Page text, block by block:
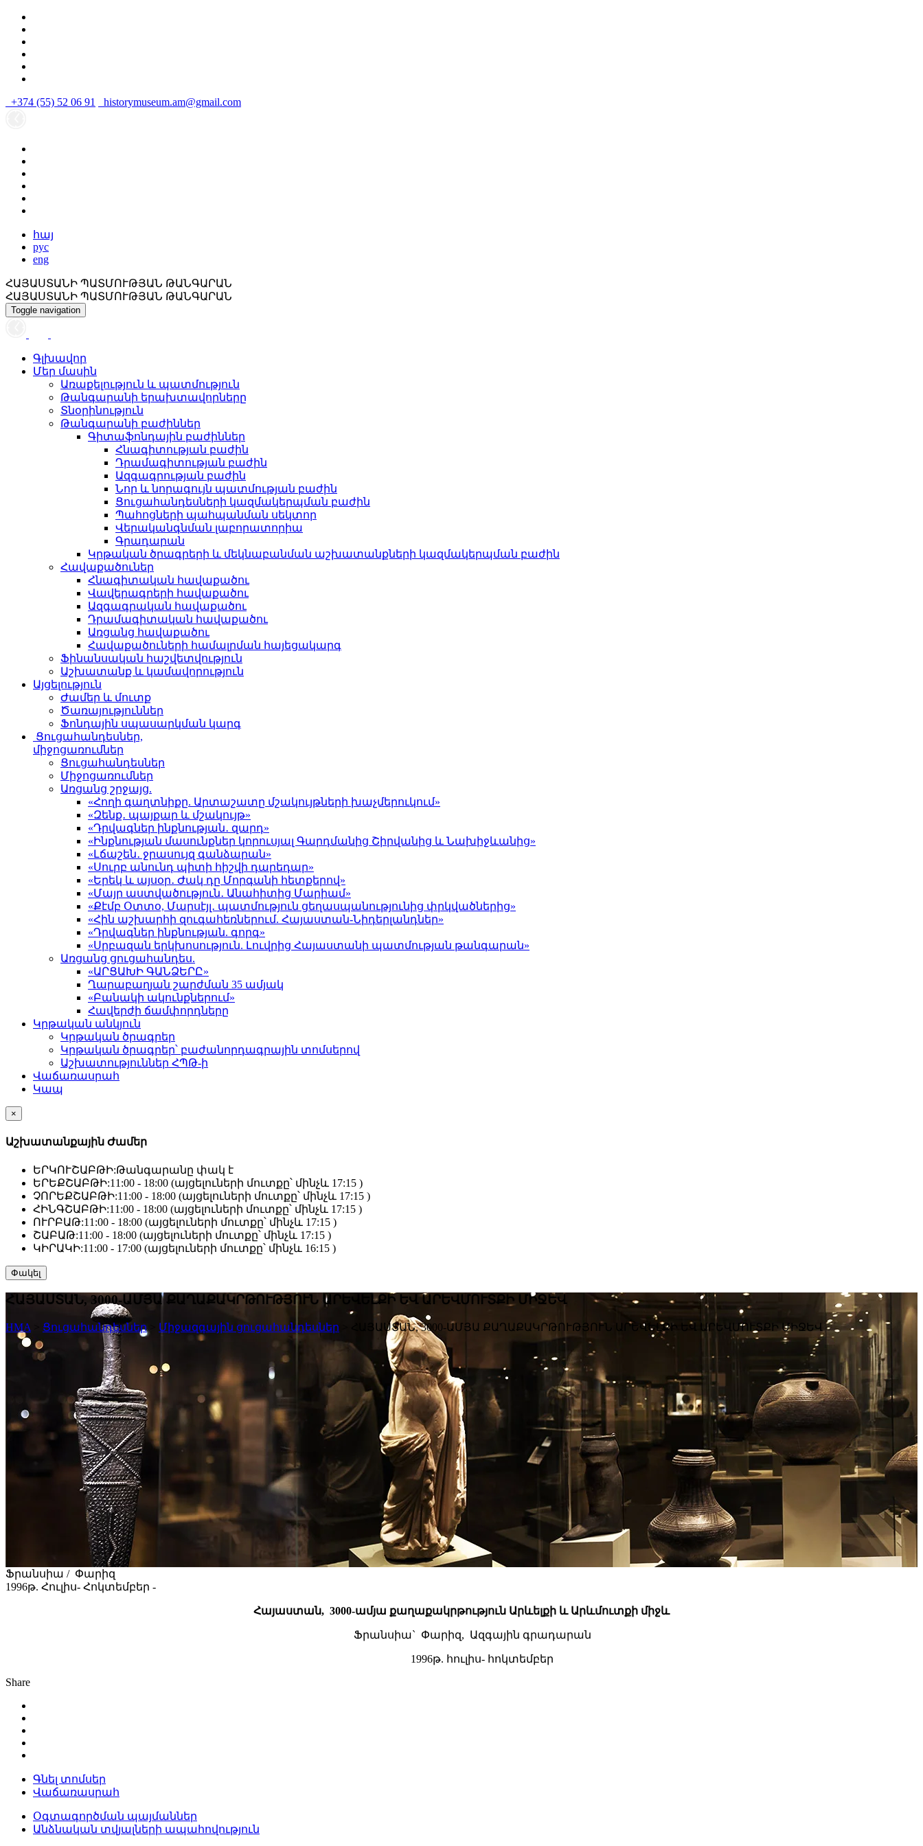
+374 (55) 52 06 91 historymuseum.am@gmail.com
հայ
рус
eng
ՀԱՅԱՍՏԱՆԻ ՊԱՏՄՈՒԹՅԱՆ ԹԱՆԳԱՐԱՆ
ՀԱՅԱՍՏԱՆԻ ՊԱՏՄՈՒԹՅԱՆ ԹԱՆԳԱՐԱՆ
Toggle navigation
Գլխավոր
Մեր մասին
Առաքելություն և պատմություն
Թանգարանի երախտավորները
Տնօրինություն
Թանգարանի բաժիններ
Գիտաֆոնդային բաժիններ
Հնագիտության բաժին
Դրամագիտության բաժին
Ազգագրության բաժին
Նոր և նորագույն պատմության բաժին
Ցուցահանդեսների կազմակերպման բաժին
Պահոցների պահպանման սեկտոր
Վերականգնման լաբորատորիա
Գրադարան
Կրթական ծրագրերի և մեկնաբանման աշխատանքների կազմակերպման բաժին
Հավաքածուներ
Հնագիտական հավաքածու
Վավերագրերի հավաքածու
Ազգագրական հավաքածու
Դրամագիտական հավաքածու
Առցանց հավաքածու
Հավաքածուների համալրման հայեցակարգ
Ֆինանսական հաշվետվություն
Աշխատանք և կամավորություն
Այցելություն
Ժամեր և մուտք
Ծառայություններ
Ֆոնդային սպասարկման կարգ
Ցուցահանդեսներ,
միջոցառումներ
Ցուցահանդեսներ
Միջոցառումներ
Առցանց շրջայց.
«Հողի գաղտնիքը. Արտաշատը մշակույթների խաչմերուկում»
«Զենք․ պայքար և մշակույթ»
«Դրվագներ ինքնության․ զարդ»
«Ինքնության մասունքներ կորուսյալ Գարդմանից Շիրվանից և Նախիջևանից»
«Լճաշեն․ ջրասույզ գանձարան»
«Սուրբ անունդ պիտի հիշվի դարեդար»
«Երեկ և այսօր․ Ժակ դը Մորգանի հետքերով»
«Մայր աստվածություն․ Անահիտից Մարիամ»
«Քէմբ Օտտօ, Մարսէյլ․ պատմություն ցեղասպանությունից փրկվածներից»
«Հին աշխարհի զուգահեռներում. Հայաստան-Նիդերլանդներ»
«Դրվագներ ինքնության. գորգ»
«Սրբազան երկխոսություն. Լուվրից Հայաստանի պատմության թանգարան»
Առցանց ցուցահանդես.
«ԱՐՑԱԽԻ ԳԱՆՁԵՐԸ»
Ղարաբաղյան շարժման 35 ամյակ
«Բանակի ակունքներում»
Հավերժի ճամփորդները
Կրթական անկյուն
Կրթական ծրագրեր
Կրթական ծրագրեր՝ բաժանորդագրային տոմսերով
Աշխատություններ ՀՊԹ-ի
Վաճառասրահ
Կապ
×
Աշխատանքային Ժամեր
ԵՐԿՈՒՇԱԲԹԻ:Թանգարանը փակ է
ԵՐԵՔՇԱԲԹԻ:11:00 - 18:00 (այցելուների մուտքը՝ մինչև 17:15 )
ՉՈՐԵՔՇԱԲԹԻ:11:00 - 18:00 (այցելուների մուտքը՝ մինչև 17:15 )
ՀԻՆԳՇԱԲԹԻ:11:00 - 18:00 (այցելուների մուտքը՝ մինչև 17:15 )
ՈՒՐԲԱԹ:11:00 - 18:00 (այցելուների մուտքը՝ մինչև 17:15 )
ՇԱԲԱԹ:11:00 - 18:00 (այցելուների մուտքը՝ մինչև 17:15 )
ԿԻՐԱԿԻ:11:00 - 17:00 (այցելուների մուտքը՝ մինչև 16:15 )
Փակել
ՀԱՅԱՍՏԱՆ, 3000-ԱՄՅԱ ՔԱՂԱՔԱԿՐԹՈՒԹՅՈՒՆ ԱՐԵՎԵԼՔԻ ԵՎ ԱՐԵՎՄՈՒՏՔԻ ՄԻՋԵՎ
HMA Ցուցահանդեսներ> Միջազգային ցուցահանդեսներ ՀԱՅԱՍՏԱՆ, 3000-ԱՄՅԱ ՔԱՂԱՔԱԿՐԹՈՒԹՅՈՒՆ ԱՐԵՎԵԼՔԻ ԵՎ ԱՐԵՎՄՈՒՏՔԻ ՄԻՋԵՎ
Ֆրանսիա / Փարիզ
1996թ. Հուլիս- Հոկտեմբեր -
Հայաստան, 3000-ամյա քաղաքակրթություն Արևելքի և Արևմուտքի միջև
Ֆրանսիա` Փարիզ, Ազգային գրադարան
1996թ. հուլիս- հոկտեմբեր
Share
Գնել տոմսեր
Վաճառասրահ
Օգտագործման պայմաններ
Անձնական տվյալների ապահովություն